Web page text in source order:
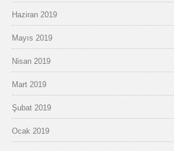
Haziran 2019
Mayıs 2019
Nisan 2019
Mart 2019
Şubat 2019
Ocak 2019